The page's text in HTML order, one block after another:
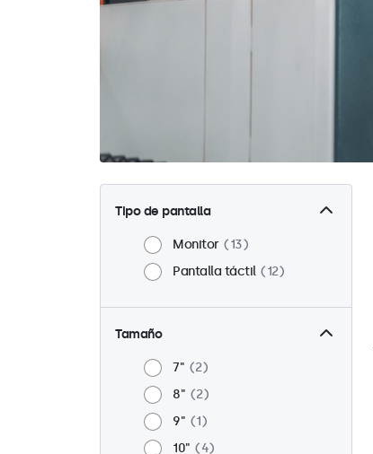
Tipo de pantalla
Monitor
13
Pantalla táctil
12
Tamaño
7"
2
8"
2
9"
1
10"
4